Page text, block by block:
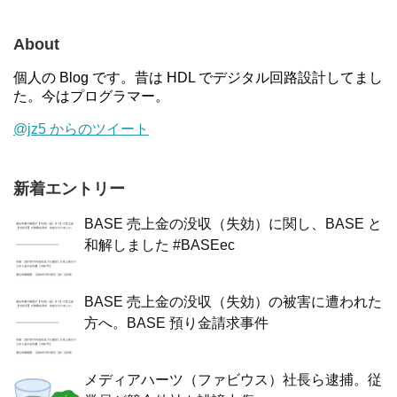
About
個人の Blog です。昔は HDL でデジタル回路設計してまし
た。今はプログラマー。
@jz5 からのツイート
新着エントリー
BASE 売上金の没収（失効）に関し、BASE と
和解しました #BASEec
BASE 売上金の没収（失効）の被害に遭われた
方へ。BASE 預り金請求事件
メディアハーツ（ファビウス）社長ら逮捕。従